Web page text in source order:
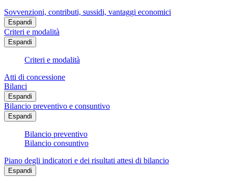
Sovvenzioni, contributi, sussidi, vantaggi economici
Espandi
Criteri e modalità
Espandi
Criteri e modalità
Atti di concessione
Bilanci
Espandi
Bilancio preventivo e consuntivo
Espandi
Bilancio preventivo
Bilancio consuntivo
Piano degli indicatori e dei risultati attesi di bilancio
Espandi